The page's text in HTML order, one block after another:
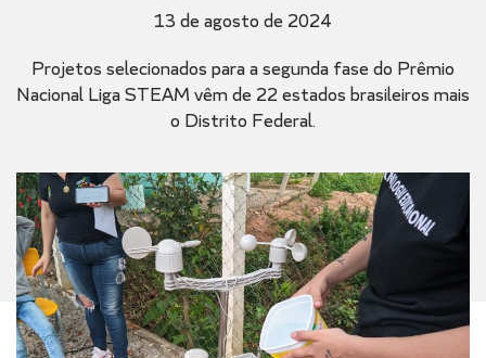
13 de agosto de 2024
Projetos selecionados para a segunda fase do Prêmio
Nacional Liga STEAM vêm de 22 estados brasileiros mais
o Distrito Federal.